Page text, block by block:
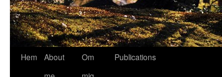
Hem
About
Om
Publications